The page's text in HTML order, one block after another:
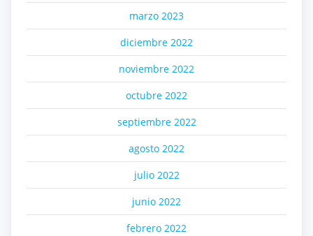
marzo 2023
diciembre 2022
noviembre 2022
octubre 2022
septiembre 2022
agosto 2022
julio 2022
junio 2022
febrero 2022